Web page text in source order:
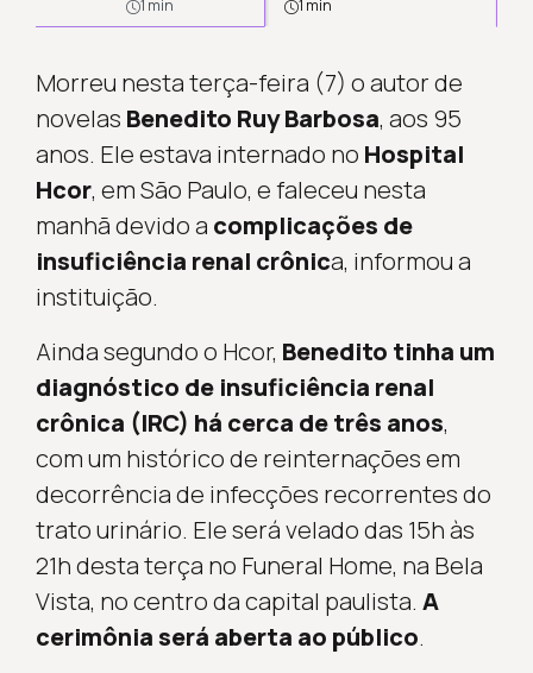
1 min 1 min
Morreu nesta terça-feira (7) o autor de
novelas Benedito Ruy Barbosa, aos 95
anos. Ele estava internado no Hospital
Hcor, em São Paulo, e faleceu nesta
manhã devido a complicações de
insuficiência renal crônica, informou a
instituição.
Ainda segundo o Hcor, Benedito tinha um
diagnóstico de insuficiência renal
crônica (IRC) há cerca de três anos,
com um histórico de reinternações em
decorrência de infecções recorrentes do
trato urinário. Ele será velado das 15h às
21h desta terça no Funeral Home, na Bela
Vista, no centro da capital paulista. A
cerimônia será aberta ao público.